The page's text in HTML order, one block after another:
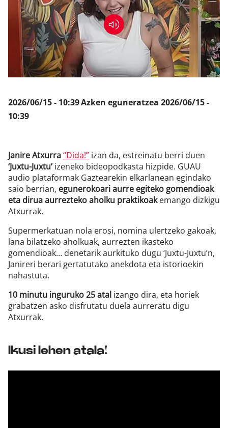
Klisk
2026/06/15 - 10:39Azken eguneratzea 2026/06/15 -
10:39
Janire Atxurra“Dida!” izan da, estreinatu berri duen
‘Juxtu-Juxtu’ izeneko bideopodkasta hizpide. GUAU
audio plataformak Gaztearekin elkarlanean egindako
saio berrian, egunerokoari aurre egiteko gomendioak
eta dirua aurrezteko aholku praktikoakemango dizkigu
Atxurrak.
Supermerkatuan nola erosi, nomina ulertzeko gakoak,
lana bilatzeko aholkuak, aurrezten ikasteko
gomendioak… denetarik aurkituko dugu ‘Juxtu-Juxtu’n,
Janireri berari gertatutako anekdota eta istorioekin
nahastuta.
10 minutu inguruko 25 atal izango dira, eta horiek
grabatzen asko disfrutatu duela aurreratu digu
Atxurrak.
Ikusi lehen atala!